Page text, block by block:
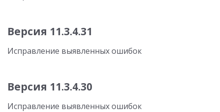
Версия 11.3.4.31
Исправление выявленных ошибок
Версия 11.3.4.30
Исправление выявленных ошибок